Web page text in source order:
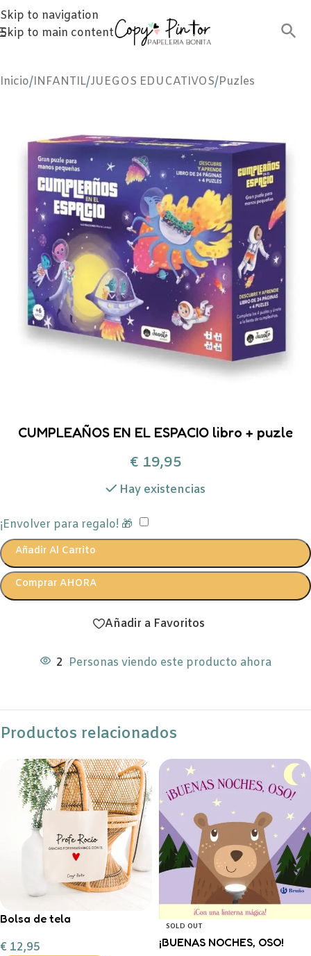
Skip to navigation
Skip to main content
Inicio/INFANTIL/JUEGOS EDUCATIVOS/Puzles
CUMPLEAÑOS EN EL ESPACIO libro + puzle
€19,95
Hay existencias
¡Envolver para regalo! 🎁
Añadir Al Carrito
Comprar AHORA
Añadir a Favoritos
2 Personas viendo este producto ahora
Productos relacionados
Bolsa de tela
€ 12,95
SOLD OUT
¡BUENAS NOCHES, OSO!